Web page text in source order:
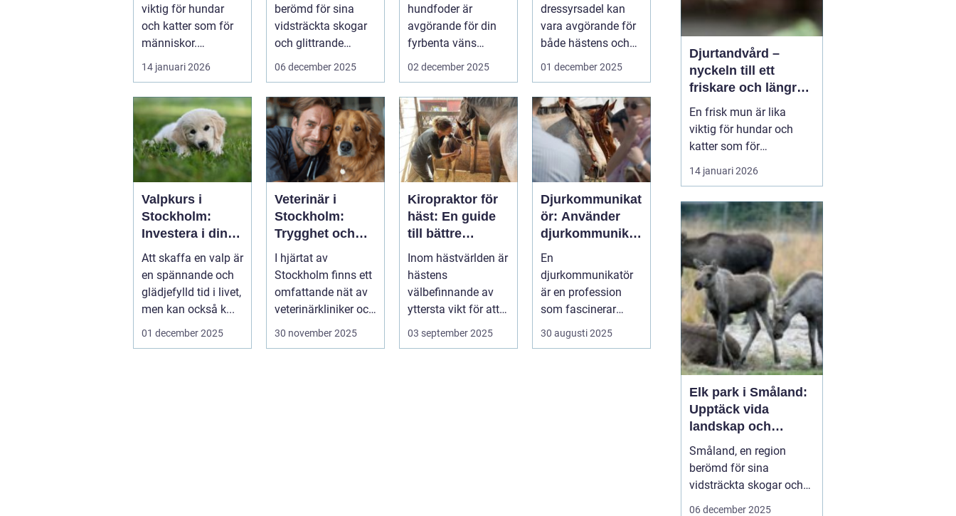
viktig för hundar
och katter som för
människor.
Änd&ar...
14 januari 2026
älgar
berömd för sina
vidsträckta skogar
och glittrande
sjöar...
06 december 2025
hundfoder är
avgörande för din
fyrbenta väns
välm&...
02 december 2025
dressyrsadel kan
vara avgörande för
både hästens och
ryttar...
01 december 2025
Valpkurs i
Stockholm:
Investera i din
valps framtid
Att skaffa en valp är
en spännande och
glädjefylld tid i livet,
men kan också k...
01 december 2025
Veterinär i
Stockholm:
Trygghet och
kvalitet för din
fyrbenta vän
I hjärtat av
Stockholm finns ett
omfattande nät av
veterinärkliniker och
djursjukhus....
30 november 2025
Kiropraktor för
häst: En guide
till bättre
hästhälsa
Inom hästvärlden är
hästens
välbefinnande av
yttersta vikt för att
03 september 2025
Djurkommunikat
ör: Använder
djurkommunikat
ion för
behandling av
djur
En
djurkommunikatör
är en profession
som fascinerar
många och väcker
nyfikenhet...
30 augusti 2025
Djurtandvård –
nyckeln till ett
friskare och längre
liv för hund och katt
En frisk mun är lika
viktig för hundar och
katter som för
människor. Ändå
hamnar tänderna ofta
attgöralistan när man
lever vardagsliv med sitt
djur. Fokus ligger gärna
p&arin...
14 januari 2026
Elk park i Småland:
Upptäck vida
landskap och
majestätiska älgar
Småland, en region
berömd för sina
vidsträckta skogar och
glittrande sjöar, har mer
06 december 2025